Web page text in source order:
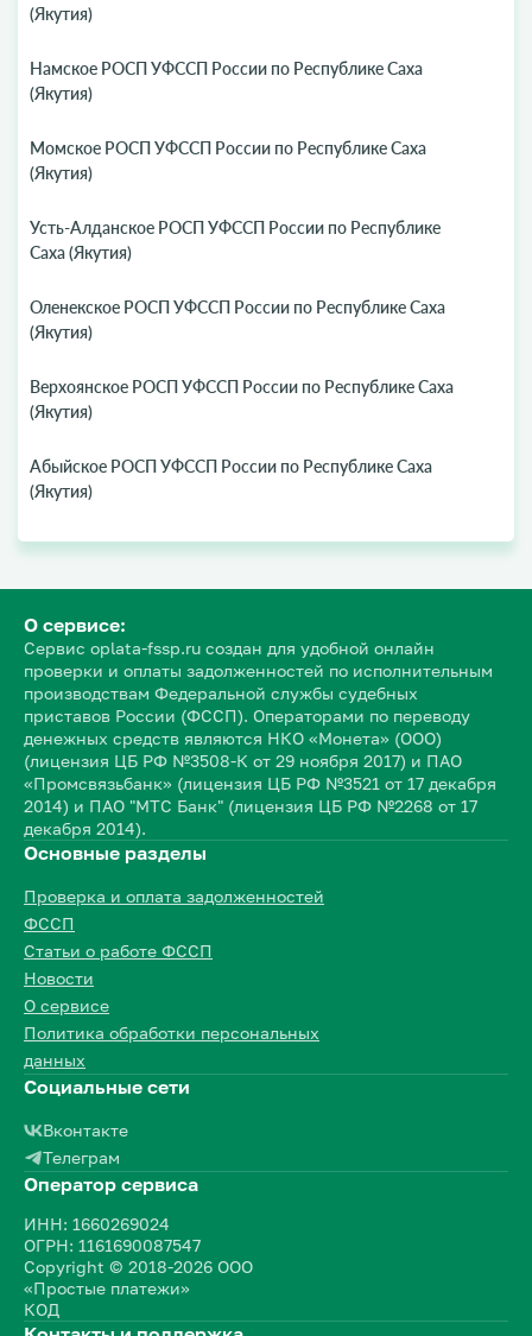
(Якутия)
Намское РОСП УФССП России по Республике Саха
(Якутия)
Момское РОСП УФССП России по Республике Саха
(Якутия)
Усть-Алданское РОСП УФССП России по Республике
Саха (Якутия)
Оленекское РОСП УФССП России по Республике Саха
(Якутия)
Верхоянское РОСП УФССП России по Республике Саха
(Якутия)
Абыйское РОСП УФССП России по Республике Саха
(Якутия)
О сервисе:
Сервис oplata-fssp.ru создан для удобной онлайн
проверки и оплаты задолженностей по исполнительным
производствам Федеральной службы судебных
приставов России (ФССП). Операторами по переводу
денежных средств являются НКО «Монета» (ООО)
(лицензия ЦБ РФ №3508-К от 29 ноября 2017) и ПАО
«Промсвязьбанк» (лицензия ЦБ РФ №3521 от 17 декабря
2014) и ПАО "МТС Банк" (лицензия ЦБ РФ №2268 от 17
декабря 2014).
Основные разделы
Проверка и оплата задолженностей
ФССП
Статьи о работе ФССП
Новости
О сервисе
Политика обработки персональных
данных
Социальные сети
Вконтакте
Телеграм
Оператор сервиса
ИНН: 1660269024
ОГРН: 1161690087547
Copyright © 2018-2026 ООО
«Простые платежи»
КОД